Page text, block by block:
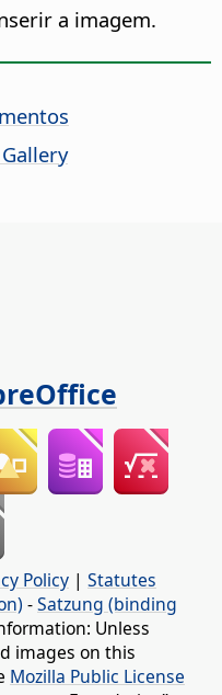
a imagem.
Policy | Statutes
-Satzung (binding
Unless
images on this
Mozilla Public License